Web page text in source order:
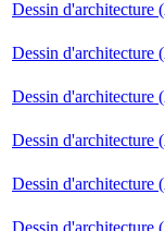
Dessin d'architecture
Dessin d'architecture
Dessin d'architecture
Dessin d'architecture
Dessin d'architecture
Dessin d'architecture